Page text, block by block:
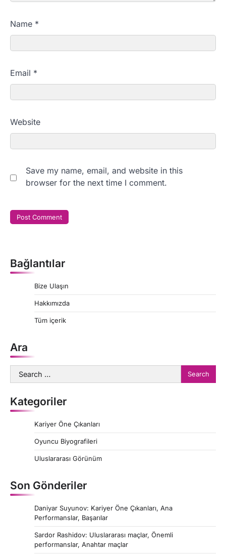
Name *
Email *
Website
Save my name, email, and website in this
browser for the next time I comment.
Bağlantılar
Bize Ulaşın
Hakkımızda
Tüm içerik
Ara
Search
for:
Kategoriler
Kariyer Öne Çıkanları
Oyuncu Biyografileri
Uluslararası Görünüm
Son Gönderiler
Daniyar Suyunov: Kariyer Öne Çıkanları, Ana
Performanslar, Başarılar
Sardor Rashidov: Uluslararası maçlar, Önemli
performanslar, Anahtar maçlar